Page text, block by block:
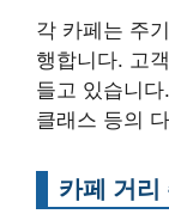
각 카페는 주
행합니다. 고
들고 있습니
클래스 등의
카페 거리